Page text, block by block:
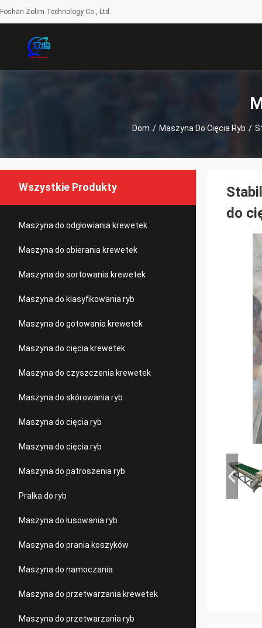
Foshan Zolim Technology Co., Ltd.
Dom / Maszyna Do Cięcia Ryb /
Wszystkie Produkty
Maszyna do odgłowiania krewetek
Maszyna do obierania krewetek
Maszyna do sortowania krewetek
Maszyna do klasyfikowania ryb
Maszyna do gotowania krewetek
Maszyna do cięcia krewetek
Maszyna do czyszczenia krewetek
Maszyna do skórowania ryb
Maszyna do cięcia ryb
Maszyna do cięcia ryb
Maszyna do patroszenia ryb
Pralka do ryb
Maszyna do łusowania ryb
Maszyna do prania koszyków
Maszyna do namoczania
Maszyna do przetwarzania krewetek
Maszyna do przetwarzania ryb
do